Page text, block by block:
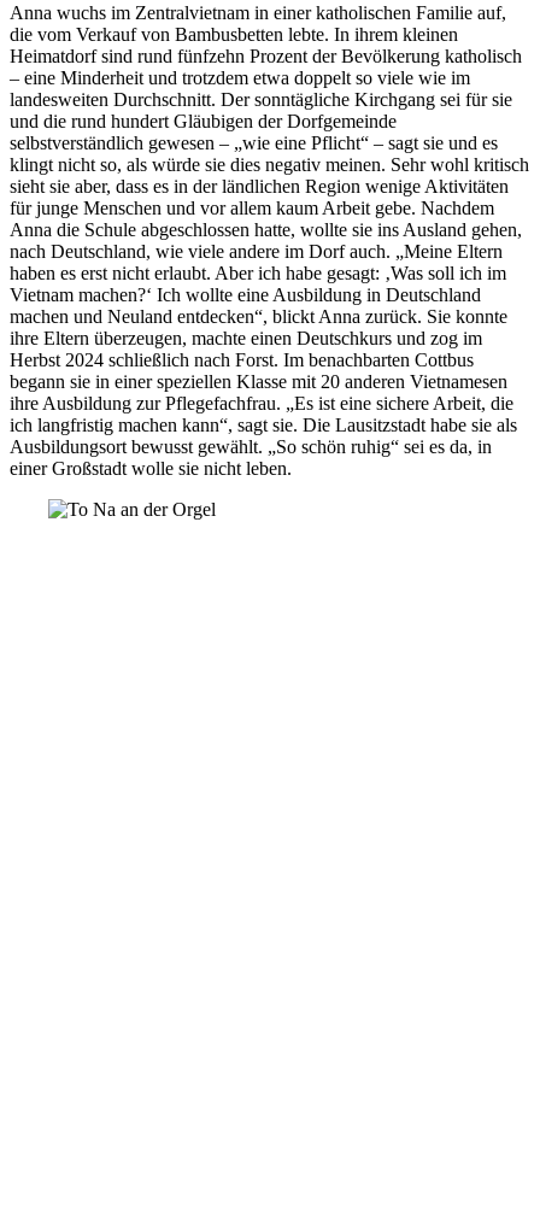
Anna wuchs im Zentralvietnam in einer katholischen Familie auf,
die vom Verkauf von Bambusbetten lebte. In ihrem kleinen
Heimatdorf sind rund fünfzehn Prozent der Bevölkerung katholisch
– eine Minderheit und trotzdem etwa doppelt so viele wie im
landesweiten Durchschnitt. Der sonntägliche Kirchgang sei für sie
und die rund hundert Gläubigen der Dorfgemeinde
selbstverständlich gewesen – „wie eine Pflicht“ – sagt sie und es
klingt nicht so, als würde sie dies negativ meinen. Sehr wohl kritisch
sieht sie aber, dass es in der ländlichen Region wenige Aktivitäten
für junge Menschen und vor allem kaum Arbeit gebe. Nachdem
Anna die Schule abgeschlossen hatte, wollte sie ins Ausland gehen,
nach Deutschland, wie viele andere im Dorf auch. „Meine Eltern
haben es erst nicht erlaubt. Aber ich habe gesagt: ‚Was soll ich im
Vietnam machen?‘ Ich wollte eine Ausbildung in Deutschland
machen und Neuland entdecken“, blickt Anna zurück. Sie konnte
ihre Eltern überzeugen, machte einen Deutschkurs und zog im
Herbst 2024 schließlich nach Forst. Im benachbarten Cottbus
begann sie in einer speziellen Klasse mit 20 anderen Vietnamesen
ihre Ausbildung zur Pflegefachfrau. „Es ist eine sichere Arbeit, die
ich langfristig machen kann“, sagt sie. Die Lausitzstadt habe sie als
Ausbildungsort bewusst gewählt. „So schön ruhig“ sei es da, in
einer Großstadt wolle sie nicht leben.